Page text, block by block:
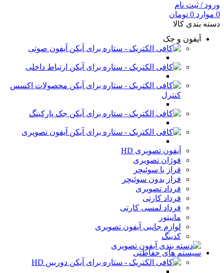
ورود / ثبت نام
0 موارد 0 تومان
دسته بندی کالا
آیفون و جک
آیفون صوتی
ارتباط داخلی
محصولات اکسس
کنترل
جک پارکینگ
آیفون تصویری
آیفون تصویری HD
فوژان تصویری
فراز با سوئیچر
فراز بدون سوئیچر
فرداد تصویری
فرداد کارتی
فرداد لمسی کارتی
مانیتور
لوازم جانبی آیفون تصویری
کدینگ
سیستم های حفاظتی
دوربین HD